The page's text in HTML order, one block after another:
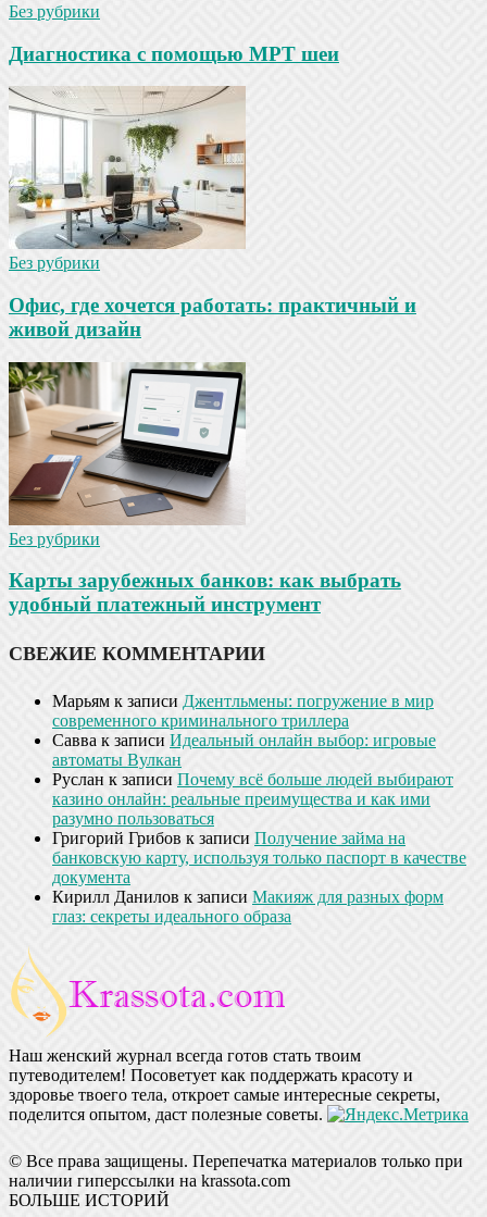
Без рубрики
Диагностика с помощью МРТ шеи
Без рубрики
Офис, где хочется работать: практичный и
живой дизайн
Без рубрики
Карты зарубежных банков: как выбрать
удобный платежный инструмент
СВЕЖИЕ КОММЕНТАРИИ
Марьям к записи Джентльмены: погружение в мир
современного криминального триллера
Савва к записи Идеальный онлайн выбор: игровые
автоматы Вулкан
Руслан к записи Почему всё больше людей выбирают
казино онлайн: реальные преимущества и как ими
разумно пользоваться
Григорий Грибов к записи Получение займа на
банковскую карту, используя только паспорт в качестве
документа
Кирилл Данилов к записи Макияж для разных форм
глаз: секреты идеального образа
Наш женский журнал всегда готов стать твоим
путеводителем! Посоветует как поддержать красоту и
здоровье твоего тела, откроет самые интересные секреты,
поделится опытом, даст полезные советы.
© Все права защищены. Перепечатка материалов только при
наличии гиперссылки на krassota.com
БОЛЬШЕ ИСТОРИЙ